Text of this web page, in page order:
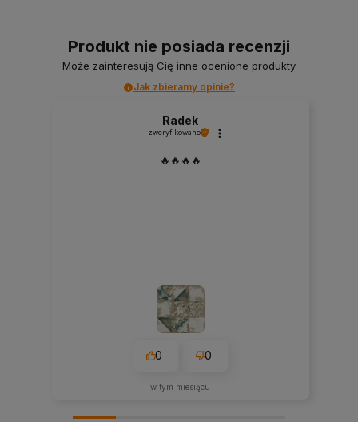
Produkt nie posiada recenzji
Może zainteresują Cię inne ocenione produkty
Jak zbieramy opinie?
Radek
zweryfikowano
🔥🔥🔥🔥
0 0
w tym miesiącu